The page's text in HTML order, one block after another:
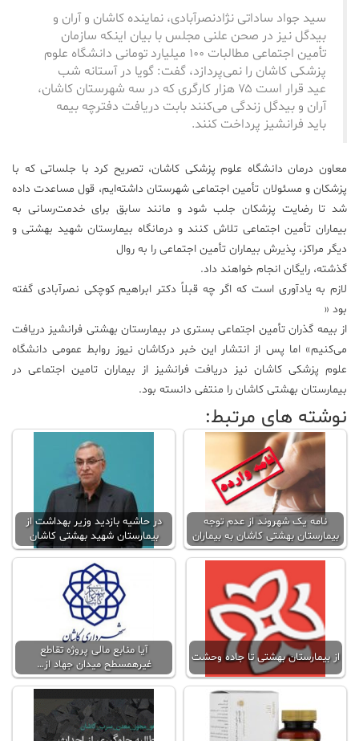
سید جواد ساداتی نژادنصرآبادی، نماینده کاشان و آران و
بیدگل نیز در صحن علنی مجلس با بیان اینکه سازمان
تأمین اجتماعی مطالبات ۱۰۰ میلیارد تومانی دانشگاه علوم
پزشکی کاشان را نمی‌پردازد، گفت: گویا در آستانه شب
عید قرار است ۷۵ هزار کارگری که در سه شهرستان کاشان،
آران و بیدگل زندگی می‌کنند بابت دریافت دفترچه بیمه
باید فرانشیز پرداخت ‌کنند.
معاون درمان دانشگاه علوم پزشکی کاشان، تصریح کرد با جلساتی که با
پزشکان و مسئولان تأمین اجتماعی شهرستان داشته‌ایم، قول مساعدت داده
شد تا رضایت پزشکان جلب شود و مانند سابق برای خدمت‌رسانی به
بیماران تأمین اجتماعی تلاش کنند و درمانگاه بیمارستان شهید بهشتی و
دیگر مراکز، پذیرش بیماران تأمین اجتماعی را به روال
گذشته، رایگان انجام خواهند داد.
لازم به یادآوری است که اگر چه قبلاً دکتر ابراهیم کوچکی نصرآبادی گفته
بود «
از بیمه گذران تأمین اجتماعی بستری در بیمارستان بهشتی فرانشیز دریافت
می‌کنیم» اما پس از انتشار این خبر درکاشان نیوز روابط عمومی دانشگاه
علوم پزشکی کاشان نیز دریافت فرانشیز از بیماران تامین اجتماعی در
بیمارستان بهشتی کاشان را منتفی دانسته بود.
نوشته های مرتبط:
نامه یک شهروند از عدم توجه
بیمارستان بهشتی کاشان به بیماران
در حاشیه بازدید وزیر بهداشت از
بیمارستان شهید بهشتی کاشان
از بیمارستان بهشتی تا جاده وحشت
آیا منابع مالی پروژه تقاطع
غیرهمسطح میدان جهاد از…